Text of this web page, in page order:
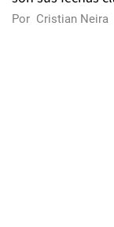
Por Cristian Neira